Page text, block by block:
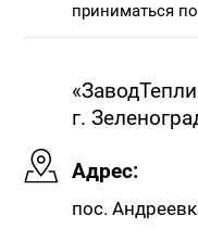
приниматься
г.
Адрес:
пос.